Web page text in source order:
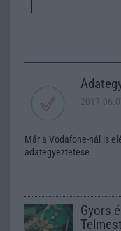
Már a Vodafone-nál is
adategyeztetése
Gyors